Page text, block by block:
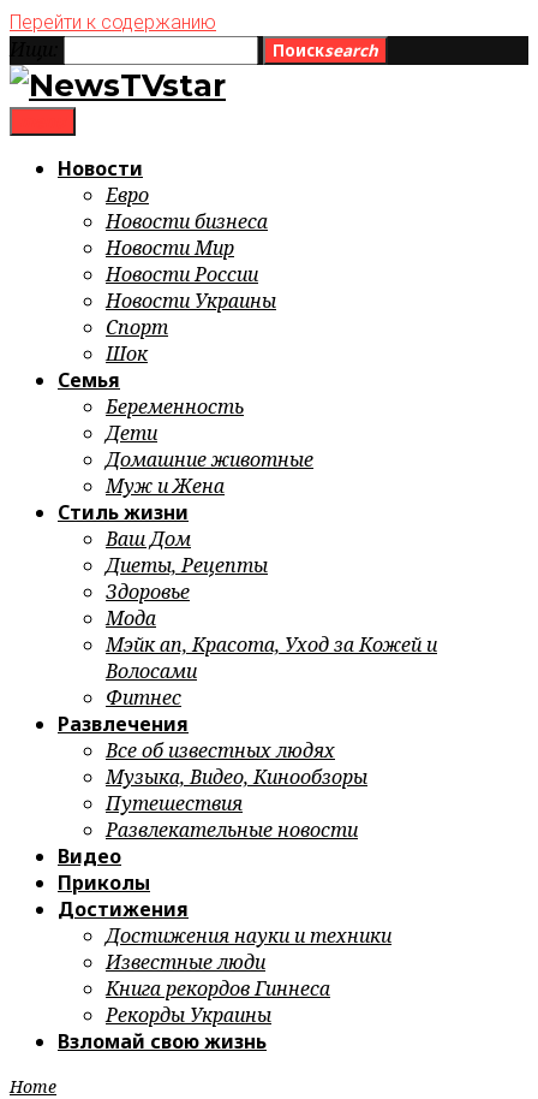
Перейти к содержанию
Поискsearch
Новости
Евро
Новости бизнеса
Новости Мир
Новости России
Новости Украины
Спорт
Шок
Семья
Беременность
Дети
Домашние животные
Муж и Жена
Стиль жизни
Ваш Дом
Диеты, Рецепты
Здоровье
Мода
Мэйк ап, Красота, Уход за Кожей и
Волосами
Фитнес
Развлечения
Все об известных людях
Музыка, Видео, Кинообзоры
Путешествия
Развлекательные новости
Видео
Приколы
Достижения
Достижения науки и техники
Известные люди
Книга рекордов Гиннеса
Рекорды Украины
Взломай свою жизнь
Home